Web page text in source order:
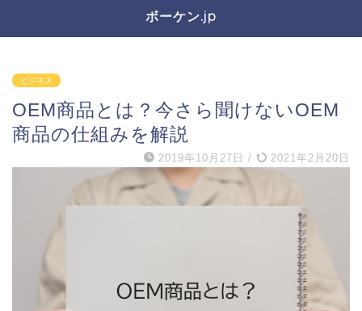
ボーケン.jp
ビジネス
OEM商品とは？今さら聞けないOEM
商品の仕組みを解説
2019年10月27日 / 2021年2月20日